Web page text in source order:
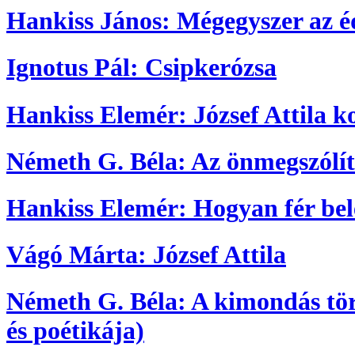
Hankiss János: Mégegyszer az
Ignotus Pál: Csipkerózsa
Hankiss Elemér: József Attila
Németh G. Béla: Az
Hankiss Elemér: Hogyan fér
Vágó Márta: József Attila
Németh G. Béla: A kimondás
és poétikája)